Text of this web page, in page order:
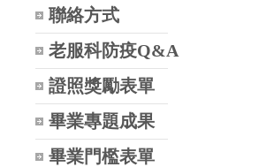
聯絡方式
老服科防疫Q&A
證照獎勵表單
畢業專題成果
畢業門檻表單